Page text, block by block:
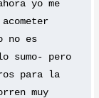
yo me
no es
sumo- pero
para la
muy